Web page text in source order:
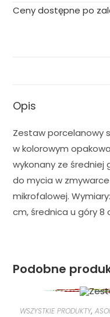
Ceny dostępne po
Opis
Zestaw porcelanowy
w kolorowym
wykonany ze średniej
do mycia w
mikrofalowej.
cm, średnica u góry 8
Podobne
WSZYSTKIE PRODUKTY,